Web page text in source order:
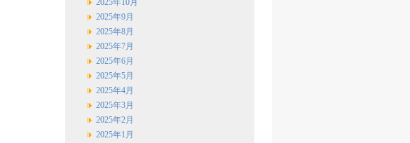
2025年10月
2025年9月
2025年8月
2025年7月
2025年6月
2025年5月
2025年4月
2025年3月
2025年2月
2025年1月